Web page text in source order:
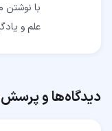
با نوشتن
علم و
دیدگاه‌ها و